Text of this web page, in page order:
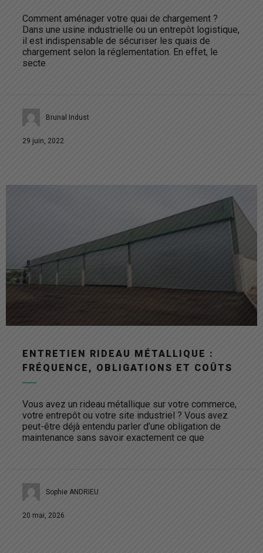
Comment aménager votre quai de chargement ?
Dans une usine industrielle ou un entrepôt logistique,
il est indispensable de sécuriser les quais de
chargement selon la réglementation. En effet, le
secte
Brunal Indust
29 juin, 2022
ENTRETIEN RIDEAU MÉTALLIQUE :
FRÉQUENCE, OBLIGATIONS ET COÛTS
Vous avez un rideau métallique sur votre commerce,
votre entrepôt ou votre site industriel ? Vous avez
peut-être déjà entendu parler d’une obligation de
maintenance sans savoir exactement ce que
Sophie ANDRIEU
20 mai, 2026